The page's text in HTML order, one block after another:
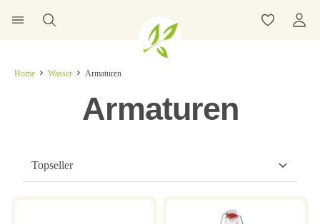
Home Wasser Armaturen
Armaturen